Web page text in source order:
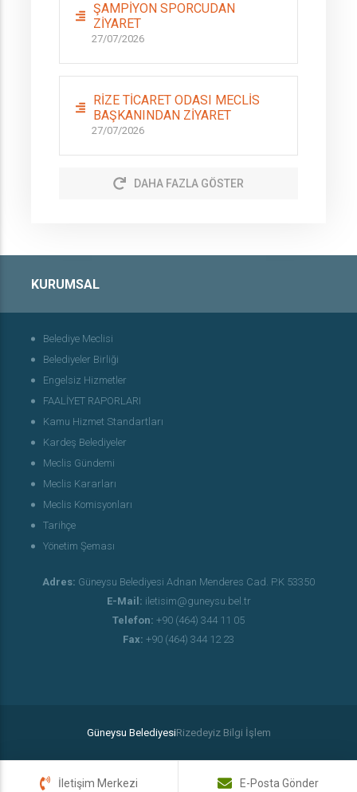
ŞAMPİYON SPORCUDAN
ZİYARET
27/07/2026
RİZE TİCARET ODASI MECLİS
BAŞKANINDAN ZİYARET
27/07/2026
DAHA FAZLA GÖSTER
KURUMSAL
Belediye Meclisi
Belediyeler Birliği
Engelsiz Hizmetler
FAALİYET RAPORLARI
Kamu Hizmet Standartları
Kardeş Belediyeler
Meclis Gündemi
Meclis Kararları
Meclis Komisyonları
Tarihçe
Yönetim Şeması
Adres: Güneysu Belediyesi Adnan Menderes Cad. P.K 53350
E-Mail: iletisim@guneysu.bel.tr
Telefon: +90 (464) 344 11 05
Fax: +90 (464) 344 12 23
Güneysu BelediyesiRizedeyiz Bilgi İşlem
İletişim Merkezi E-Posta Gönder